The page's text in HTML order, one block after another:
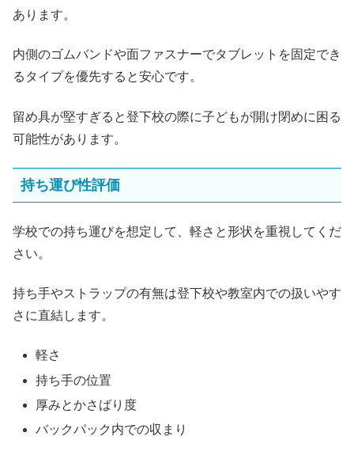
あります。
内側のゴムバンドや面ファスナーでタブレットを固定でき
るタイプを優先すると安心です。
留め具が堅すぎると登下校の際に子どもが開け閉めに困る
可能性があります。
持ち運び性評価
学校での持ち運びを想定して、軽さと形状を重視してくだ
さい。
持ち手やストラップの有無は登下校や教室内での扱いやす
さに直結します。
軽さ
持ち手の位置
厚みとかさばり度
バックパック内での収まり